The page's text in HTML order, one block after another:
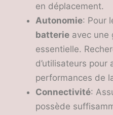
en déplacement.
Autonomie: Pour
batterie avec une
essentielle.
d’utilisateurs pour
performances de
Connectivité:
possède